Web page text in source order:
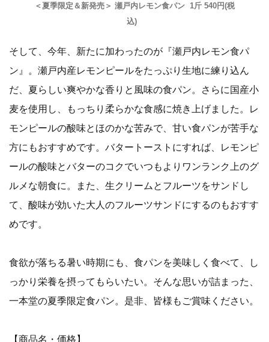
＜夏季限定＆新発売＞ 瀬戸内レモン食パン 1斤 540円(税
込)
そして、今年、新たに加わったのが『瀬戸内レモン食パ
ン』。瀬戸内産レモンピールをたっぷり生地に練り込ん
だ、夏らしい爽やかな香りと風味の食パン。さらに国産小
麦を使用し、もっちり柔らかな食感に焼き上げました。レ
モンピールの酸味とほのかな苦みで、甘い食パンが苦手な
方にもおすすめです。バタートーストにすれば、レモンピ
ールの酸味とバターのコクでいつもよりワンランク上のグ
ルメな朝食に。また、生クリームとフルーツをサンドし
て、酸味が効いた大人のフルーツサンドにするのもおすす
めです。
食欲が落ちる暑い時期にも、食パンを美味しく食べて、し
っかり栄養を摂ってもらいたい。そんな思いが詰まった、
一本堂の夏季限定食パン。是非、皆様もご賞味ください。
【商品名・価格】